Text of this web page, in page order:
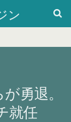
ン
勇退。
就任